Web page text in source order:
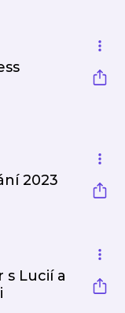
2023
s Lucií a